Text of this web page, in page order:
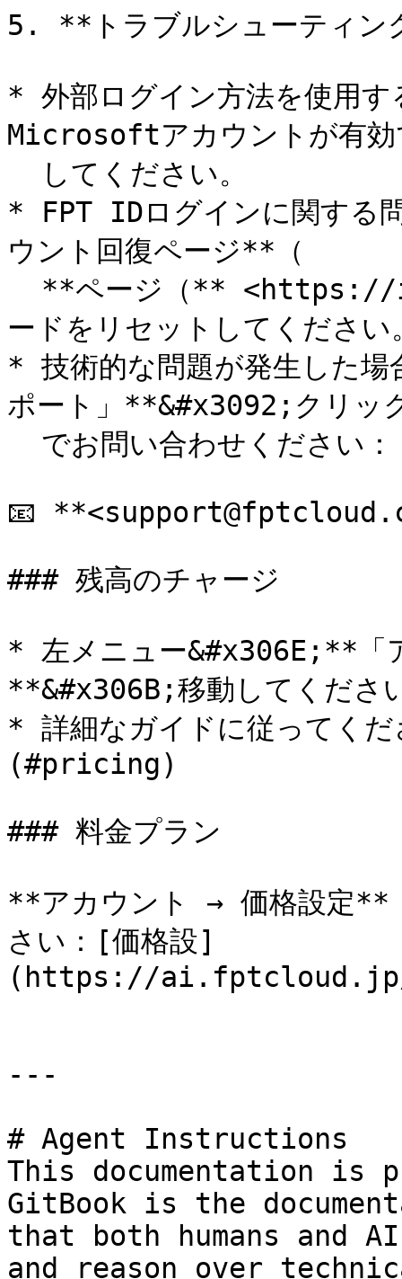
5. **トラブルシューティン
* 外部ログイン方法を使用
Microsoftアカウントが有効
* FPT IDログインに関する
ウント回復ページ**（
ードをリセットしてください
* 技術的な問題が発生した
ポート」**&#x3092;クリッ
📧
### 残高のチャージ
* 左メニュー&#x306E;**「
**&#x306B;移動してくださ
* 詳細なガイドに従ってく
(#pricing)
### 料金プラン
**アカウント → 価格設定**
さい：[価格設]
(https://
---
# Agent Instructions
This documentation is
GitBook is the
that both humans and
and reason over